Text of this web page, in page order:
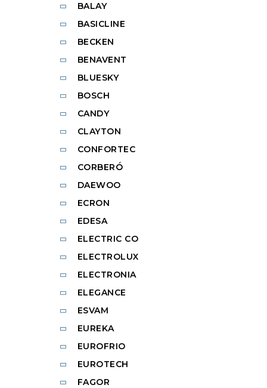
BALAY
BASICLINE
BECKEN
BENAVENT
BLUESKY
BOSCH
CANDY
CLAYTON
CONFORTEC
CORBERÓ
DAEWOO
ECRON
EDESA
ELECTRIC CO
ELECTROLUX
ELECTRONIA
ELEGANCE
ESVAM
EUREKA
EUROFRIO
EUROTECH
FAGOR